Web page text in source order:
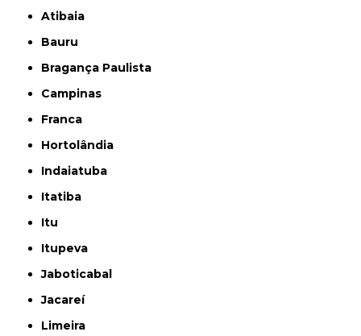
Atibaia
Bauru
Bragança Paulista
Campinas
Franca
Hortolândia
Indaiatuba
Itatiba
Itu
Itupeva
Jaboticabal
Jacareí
Limeira